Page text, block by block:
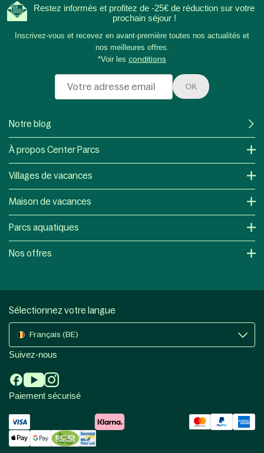
Restez informés et profitez de -25€ de réduction sur votre
prochain séjour !
Inscrivez-vous et recevez en avant-première toutes nos actualités et
nos meilleures offres.
*Voir les conditions
OK
Notre blog
À propos Center Parcs
Villages de vacances
Maison de vacances
Parcs aquatiques
Nos offres
Sélectionnez votre langue
Français (BE)
Suivez-nous
Paiement sécurisé